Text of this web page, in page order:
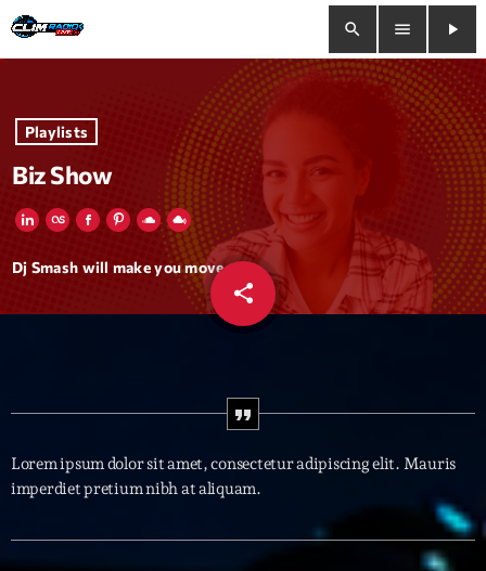
search menu
play_arrow
close
play_arrow Clim Radio Live
Bienvenue
Programmation
Trends
Playlists
Biz Show
Dj Smash will make you move
share
email
Lorem ipsum dolor sit amet, consectetur adipiscing elit. Mauris
imperdiet pretium nibh at aliquam.